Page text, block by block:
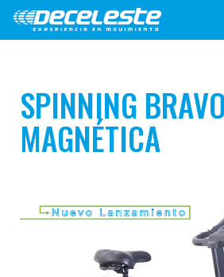
SPINNING
MAGNÉTICA